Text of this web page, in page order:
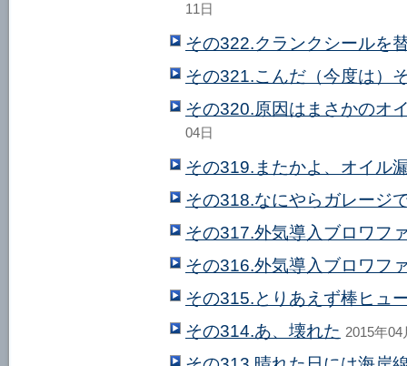
11日
その322.クランクシールを
その321.こんだ（今度は）
その320.原因はまさかのオ
04日
その319.またかよ、オイル
その318.なにやらガレージ
その317.外気導入ブロワフ
その316.外気導入ブロワフ
その315.とりあえず棒ヒュ
その314.あ、壊れた 2015年04